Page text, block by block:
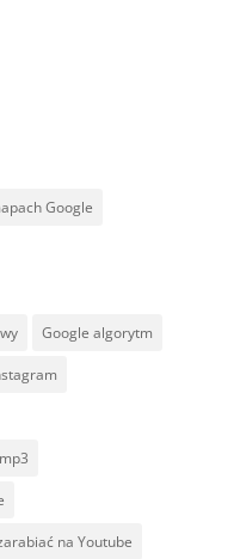
Google
Google algorytm
na Youtube